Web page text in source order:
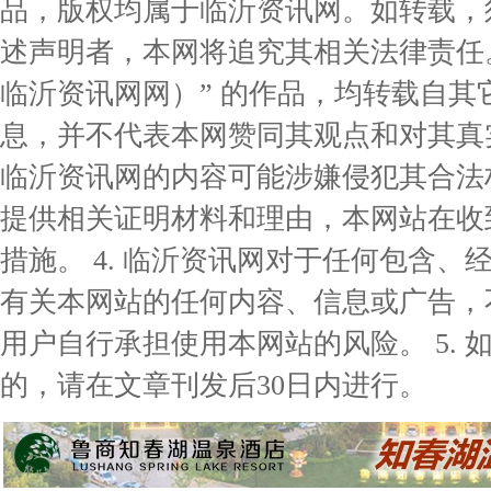
品，版权均属于临沂资讯网。如转载
述声明者，本网将追究其相关法律责
临沂资讯网网）” 的作品，均转载自
息，并不代表本网赞同其观点和对其
临沂资讯网的内容可能涉嫌侵犯其合
提供相关证明材料和理由，本网站在
措施。 4. 临沂资讯网对于任何包含、
有关本网站的任何内容、信息或广告
用户自行承担使用本网站的风险。 5.
的，请在文章刊发后30日内进行。